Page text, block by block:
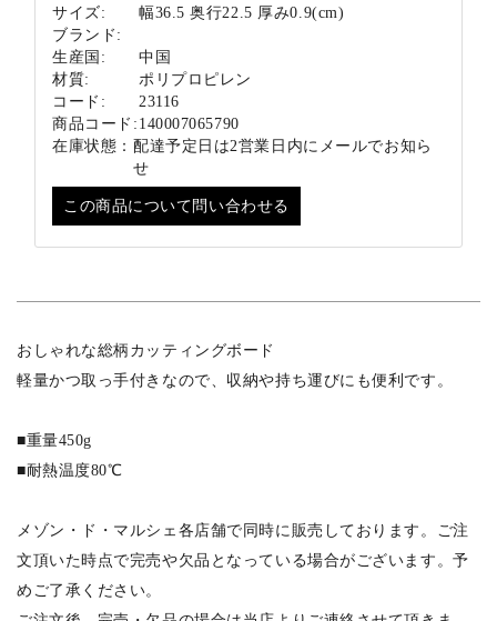
サイズ:
幅36.5 奥行22.5 厚み0.9(cm)
ブランド:
生産国:
中国
材質:
ポリプロピレン
コード:
23116
商品コード: 140007065790
在庫状態： 配達予定日は2営業日内にメールでお知ら
せ
この商品について問い合わせる
おしゃれな総柄カッティングボード
軽量かつ取っ手付きなので、収納や持ち運びにも便利です。
■重量450g
■耐熱温度80℃
メゾン・ド・マルシェ各店舗で同時に販売しております。ご注
文頂いた時点で完売や欠品となっている場合がございます。予
めご了承ください。